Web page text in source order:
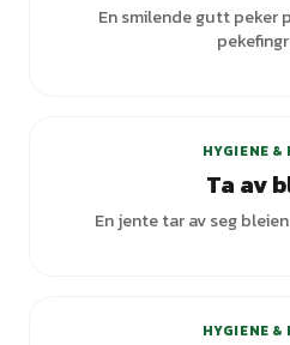
En smilende gutt peker
HYGIENE &
Ta av
En jente tar av seg
HYGIENE &